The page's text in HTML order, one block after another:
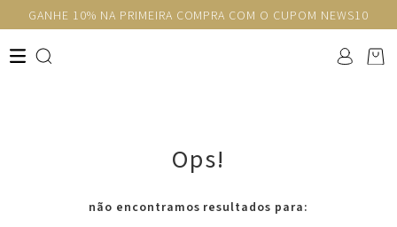
GANHE 10% NA PRIMEIRA COMPRA COM O CUPOM NEWS10
Ops!
não encontramos resultados para: